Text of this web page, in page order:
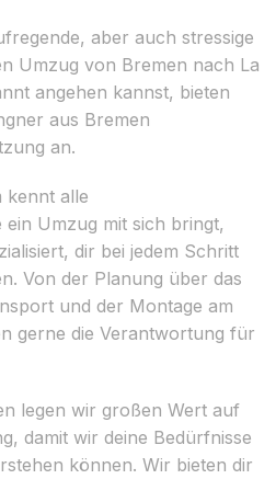
aber auch stressige
Umzug von Bremen nach La
angehen kannst, bieten
aus Bremen
an.
kennt alle
Umzug mit sich bringt,
dir bei jedem Schritt
Von der Planung über das
und der Montage am
gerne die Verantwortung für
legen wir großen Wert auf
damit wir deine Bedürfnisse
können. Wir bieten dir